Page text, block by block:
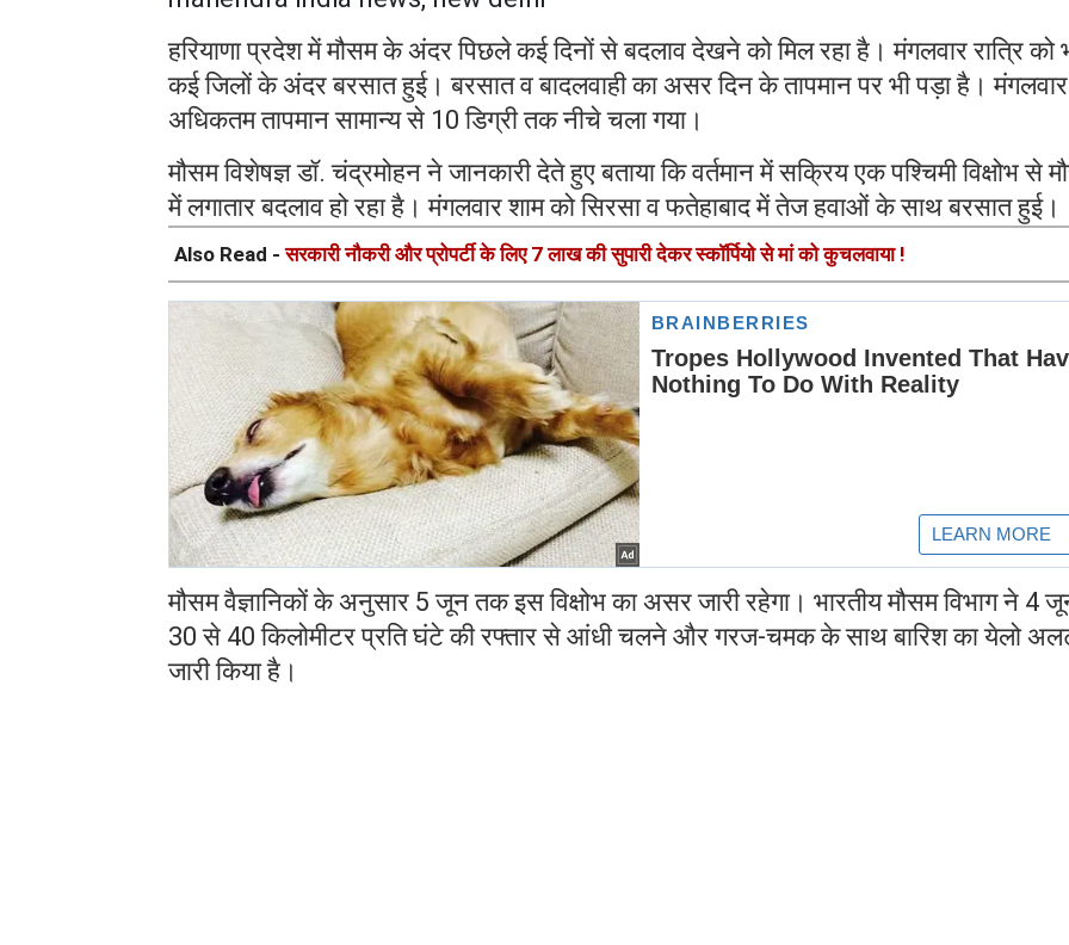
हरियाणा प्रदेश में मौसम के अंदर पिछले कई दिनों से बदलाव देखने को मिल रहा है। मंगलवार रात्रि को
कई जिलों के अंदर बरसात हुई। बरसात व बादलवाही का असर दिन के तापमान पर भी पड़ा है।
अधिकतम तापमान सामान्य से 10 डिग्री तक नीचे चला गया।
मौसम विशेषज्ञ डॉ. चंद्रमोहन ने जानकारी देते हुए बताया कि वर्तमान में सक्रिय एक पश्चिमी विक्षोभ से
में लगातार बदलाव हो रहा है। मंगलवार शाम को सिरसा व फतेहाबाद में तेज हवाओं के साथ बरसात हुई।
Also Read -सरकारी नौकरी और प्रोपर्टी के लिए 7 लाख की सुपारी देकर स्कॉर्पियो से मां को कुचलवाया !
मौसम वैज्ञानिकों के अनुसार 5 जून तक इस विक्षोभ का असर जारी रहेगा। भारतीय मौसम विभाग ने 4
30 से 40 किलोमीटर प्रति घंटे की रफ्तार से आंधी चलने और गरज-चमक के साथ बारिश का येलो
जारी किया है।